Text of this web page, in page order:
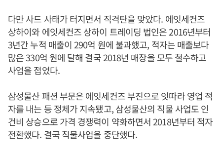
다만 사드 사태가 터지면서 직격탄을 맞았다. 에잇세컨즈
상하이와 에잇세컨즈 상하이 트레이딩 법인은 2016년부터
3년간 누적 매출이 290억 원에 불과했고, 적자는 매출보다
많은 330억 원에 달해 결국 2018년 매장을 모두 철수하고
사업을 접었다.
삼성물산 패션 부문은 에잇세컨즈 부진으로 잇따라 영업 적
자를 내는 등 정체가 지속됐고, 삼성물산의 직물 사업도 인
건비 상승으로 가격 경쟁력이 약화하면서 2018년부터 적자
전환했다. 결국 직물사업을 중단했다.